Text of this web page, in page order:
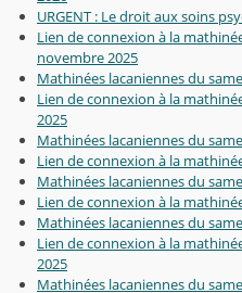
URGENT : Le droit aux soins
Lien de connexion à la
novembre 2025
Mathinées lacaniennes du
Lien de connexion à la
2025
Mathinées lacaniennes du
Lien de connexion à la
Mathinées lacaniennes du
Lien de connexion à la
Mathinées lacaniennes du
Lien de connexion à la
2025
Mathinées lacaniennes du